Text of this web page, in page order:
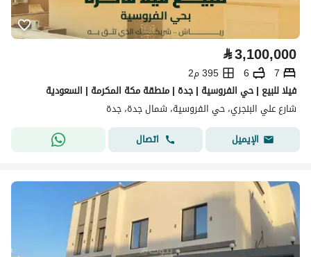
⃁3,100,000
7
6
395 م2
فيلا للبيع | حي الفروسية | جدة | منطقة مكة المكرمة | السعودية
شارع علي البنجري، حي الفروسية، شمال جدة، جدة
الإيميل
اتصال